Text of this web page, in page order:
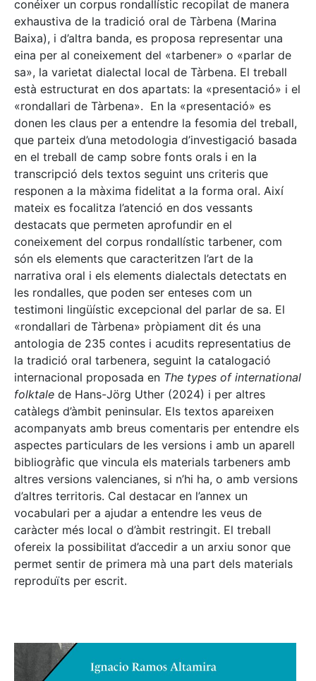
conéixer un corpus rondallístic recopilat de manera
exhaustiva de la tradició oral de Tàrbena (Marina
Baixa), i d’altra banda, es proposa representar una
eina per al coneixement del «tarbener» o «parlar de
sa», la varietat dialectal local de Tàrbena. El treball
està estructurat en dos apartats: la «presentació» i el
«rondallari de Tàrbena». En la «presentació» es
donen les claus per a entendre la fesomia del treball,
que parteix d’una metodologia d’investigació basada
en el treball de camp sobre fonts orals i en la
transcripció dels textos seguint uns criteris que
responen a la màxima fidelitat a la forma oral. Així
mateix es focalitza l’atenció en dos vessants
destacats que permeten aprofundir en el
coneixement del corpus rondallístic tarbener, com
són els elements que caracteritzen l’art de la
narrativa oral i els elements dialectals detectats en
les rondalles, que poden ser enteses com un
testimoni lingüístic excepcional del parlar de sa. El
«rondallari de Tàrbena» pròpiament dit és una
antologia de 235 contes i acudits representatius de
la tradició oral tarbenera, seguint la catalogació
internacional proposada en The types of international
folktale de Hans-Jörg Uther (2024) i per altres
catàlegs d’àmbit peninsular. Els textos apareixen
acompanyats amb breus comentaris per entendre els
aspectes particulars de les versions i amb un aparell
bibliogràfic que vincula els materials tarbeners amb
altres versions valencianes, si n’hi ha, o amb versions
d’altres territoris. Cal destacar en l’annex un
vocabulari per a ajudar a entendre les veus de
caràcter més local o d’àmbit restringit. El treball
ofereix la possibilitat d’accedir a un arxiu sonor que
permet sentir de primera mà una part dels materials
reproduïts per escrit.